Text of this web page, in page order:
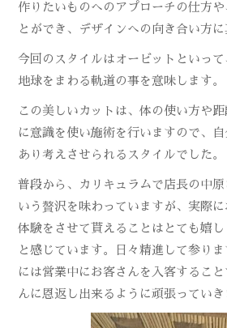
作りたいものへのアプローチの仕方
とができ、デザインへの向き合い方に
今回のスタイルはオービットといっ
地球をまわる軌道の事を意味します。
この美しいカットは、体の使い方や
に意識を使い施術を行いますので、
あり考えさせられるスタイルでした。
普段から、カリキュラムで店長の中
いう贅沢を味わっていますが、実際
体験をさせて貰えることはとても嬉
と感じています。日々精進して参り
には営業中にお客さんを入客するこ
んに恩返し出来るように頑張っていき